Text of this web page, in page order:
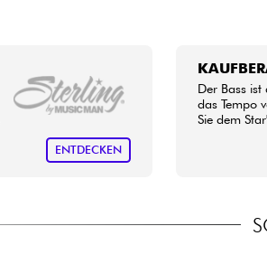
ENTDECKEN
Der Bass
das Tempo
Sie dem